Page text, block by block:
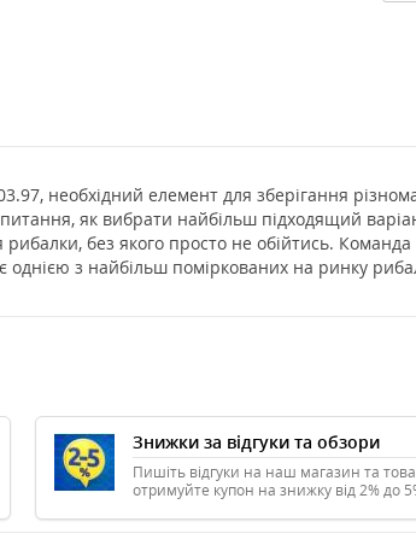
необхідний елемент для зберігання
як вибрати найбільш підходящий
без якого просто не обійтись.
з найбільш поміркованих на ринку
Знижки за відгуки та обзори
Пишіть відгуки на наш магазин та
отримуйте купон на знижку від 2% до